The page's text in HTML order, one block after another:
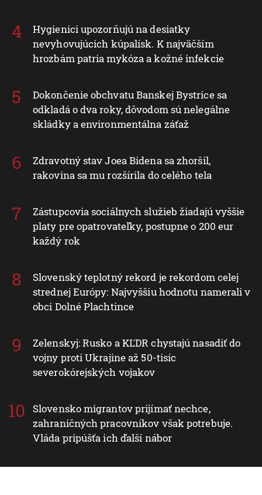
Hygienici upozorňujú na desiatky
nevyhovujúcich kúpalísk. K najväčším
hrozbám patria mykóza a kožné infekcie
Dokončenie obchvatu Banskej Bystrice sa
odkladá o dva roky, dôvodom sú nelegálne
skládky a environmentálna záťaž
Zdravotný stav Joea Bidena sa zhoršil,
rakovina sa mu rozšírila do celého tela
Zástupcovia sociálnych služieb žiadajú vyššie
platy pre opatrovateľky, postupne o 200 eur
každý rok
Slovenský teplotný rekord je rekordom celej
strednej Európy: Najvyššiu hodnotu namerali v
obci Dolné Plachtince
Zelenskyj: Rusko a KĽDR chystajú nasadiť do
vojny proti Ukrajine až 50-tisíc
severokórejských vojakov
Slovensko migrantov prijímať nechce,
zahraničných pracovníkov však potrebuje.
Vláda pripúšťa ich ďalší nábor